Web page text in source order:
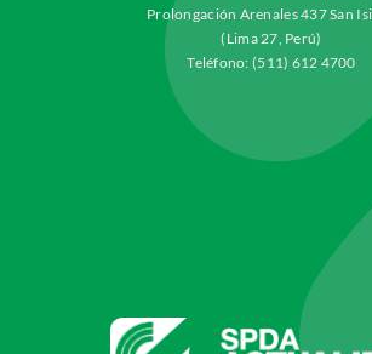
Prolongación Arenales 437 San
(Lima 27, Perú)
Teléfono: (511) 612 4700